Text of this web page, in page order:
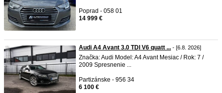
Poprad - 058 01
14 999 €
Audi A4 Avant 3.0 TDI V6 quatt ... - [6.8. 2026]
Značka: Audi Model: A4 Avant Mesiac / Rok: 7 /
2009 Spresnenie ...
Partizánske - 956 34
6 100 €